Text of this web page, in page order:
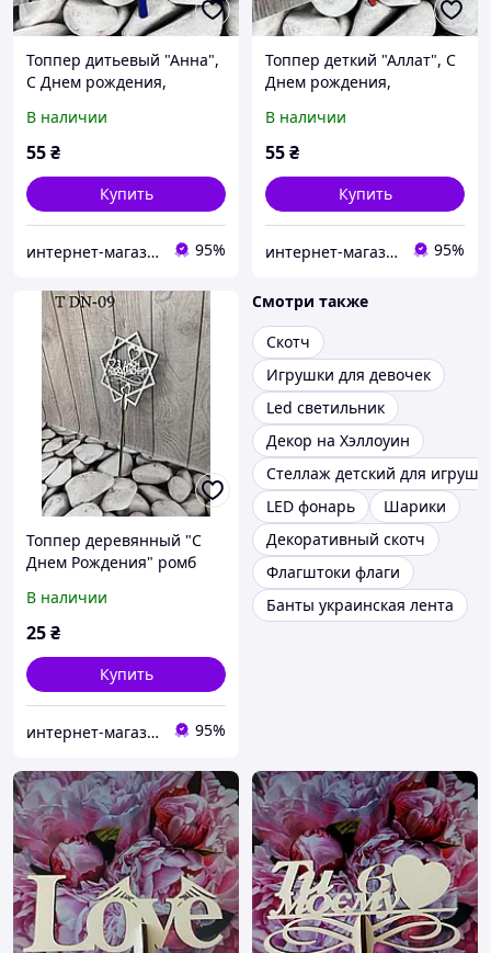
Топпер дитьевый "Анна",
С Днем рождения,
В наличии
55₴
Купить
интернет-магазин "Русалочка" 95%
Топпер деткий "Аллат", С
Днем рождения,
В наличии
55₴
Купить
интернет-магазин "Русалочка" 95%
Топпер деревянный "С
Днем Рождения" ромб
В наличии
25₴
Купить
интернет-магазин "Русалочка" 95%
Смотри также
Скотч
Игрушки для девочек
Led светильник
Декор на Хэллоуин
Стеллаж детский для
LED фонарь
Шарики
Декоративный скотч
Флагштоки флаги
Банты украинская лента